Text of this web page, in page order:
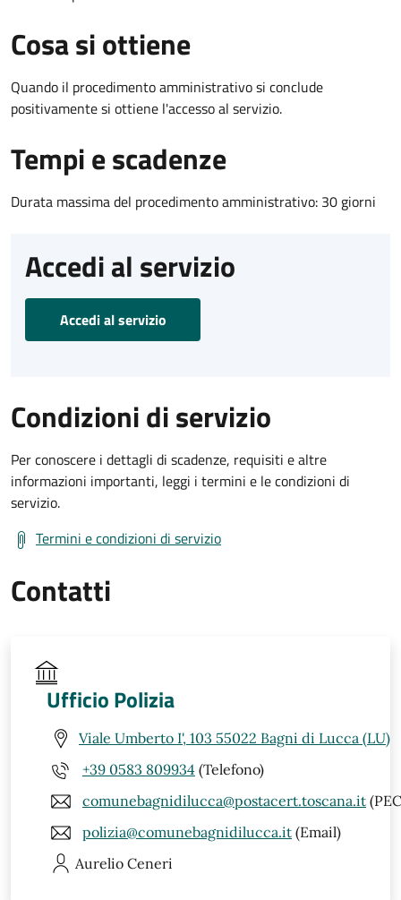
Cosa si ottiene
Quando il procedimento amministrativo si conclude
positivamente si ottiene l'accesso al servizio.
Tempi e scadenze
Durata massima del procedimento amministrativo: 30 giorni
Accedi al servizio
Accedi al servizio
Condizioni di servizio
Per conoscere i dettagli di scadenze, requisiti e altre
informazioni importanti, leggi i termini e le condizioni di
servizio.
Termini e condizioni di servizio
Contatti
Ufficio Polizia
Viale Umberto I', 103 55022 Bagni di Lucca (LU)
+39 0583 809934 (Telefono)
comunebagnidilucca@postacert.toscana.it
polizia@comunebagnidilucca.it (Email)
Aurelio Ceneri